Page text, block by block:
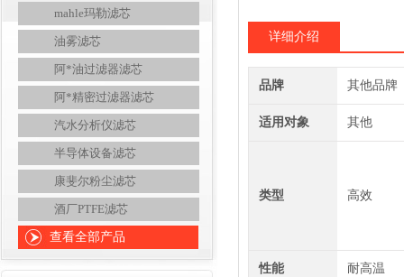
mahle玛勒滤芯
油雾滤芯
阿*油过滤器滤芯
阿*精密过滤器滤芯
汽水分析仪滤芯
半导体设备滤芯
康斐尔粉尘滤芯
酒厂PTFE滤芯
查看全部产品
详细介绍
品牌 其他品牌
适用对象 其他
类型 高效
性能 耐高温